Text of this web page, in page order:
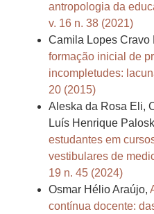
antropologia da
v. 16 n. 38 (2021)
Camila Lopes Cravo
formação inicial de
incompletudes:
20 (2015)
Aleska da Rosa Eli,
Luís Henrique
estudantes em
vestibulares de
19 n. 45 (2024)
Osmar Hélio Araújo,
contínua docente: